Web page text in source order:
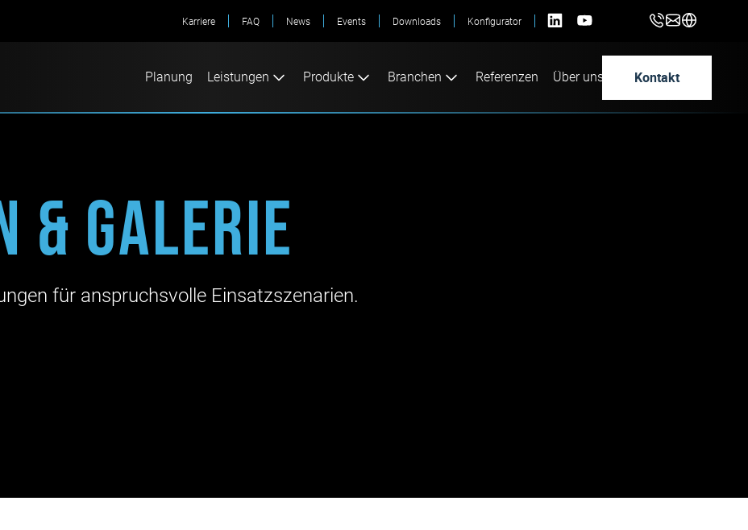
Karriere FAQ News Events Downloads Konfigurator
Planung Leistungen Produkte Branchen Referenzen Über uns Kontakt
& Galerie
für anspruchsvolle Einsatzszenarien.